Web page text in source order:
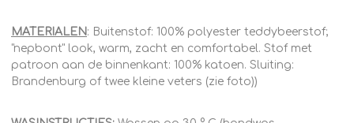
MATERIALEN : Buitenstof: 100% polyester teddybeerstof;
"nepbont" look, warm, zacht en comfortabel. Stof met
patroon aan de binnenkant: 100% katoen. Sluiting:
Brandenburg of twee kleine veters (zie foto))